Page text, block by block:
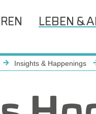
LEBEN &
Insights & Happenings